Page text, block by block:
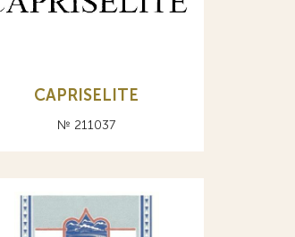
CAPRISELITE
№ 211037